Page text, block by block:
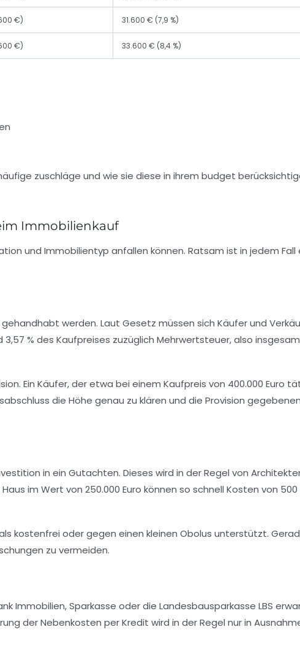
€) 31.600 € (7,9 %)
€) 33.600 € (8,4 %)
Immobilienkauf
und Immobilientyp anfallen können. Ratsam ist in jedem Fall
werden. Laut Gesetz müssen sich Käufer und
3,57 % des Kaufpreises zuzüglich Mehrwertsteuer, also
Ein Käufer, der etwa bei einem Kaufpreis von 400.000 Euro
die Höhe genau zu klären und die Provision
in ein Gutachten. Dieses wird in der Regel von
im Wert von 250.000 Euro können so schnell Kosten von 500
kostenfrei oder gegen einen kleinen Obolus unterstützt.
zu vermeiden.
Immobilien, Sparkasse oder die Landesbausparkasse LBS
der Nebenkosten per Kredit wird in der Regel nur in